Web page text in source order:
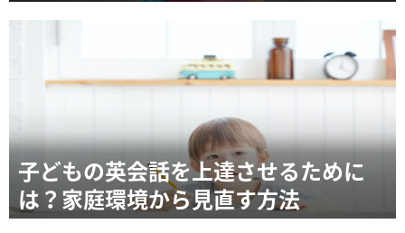
子どもの英会話を上達させるために
は？家庭環境から見直す方法